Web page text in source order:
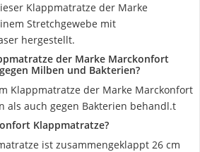
Klappmatratze der Marke
Stretchgewebe mit
hergestellt.
der Marke Marckonfort
Milben und Bakterien?
Klappmatratze der Marke Marckonfort
als auch gegen Bakterien behandl.t
Klappmatratze?
ist zusammengeklappt 26 cm